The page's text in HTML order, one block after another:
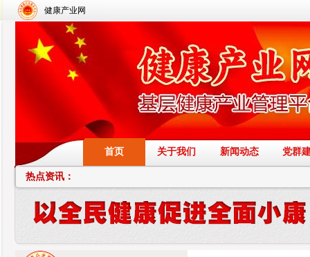
健康产业网
首页 关于我们 新闻动态 党群
热点资讯：